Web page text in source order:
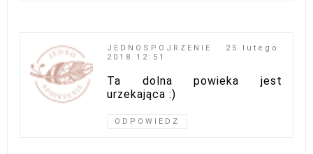
JEDNOSPOJRZENIE
25 lutego
2018 12:51
Ta dolna powieka jest
urzekająca :)
ODPOWIEDZ